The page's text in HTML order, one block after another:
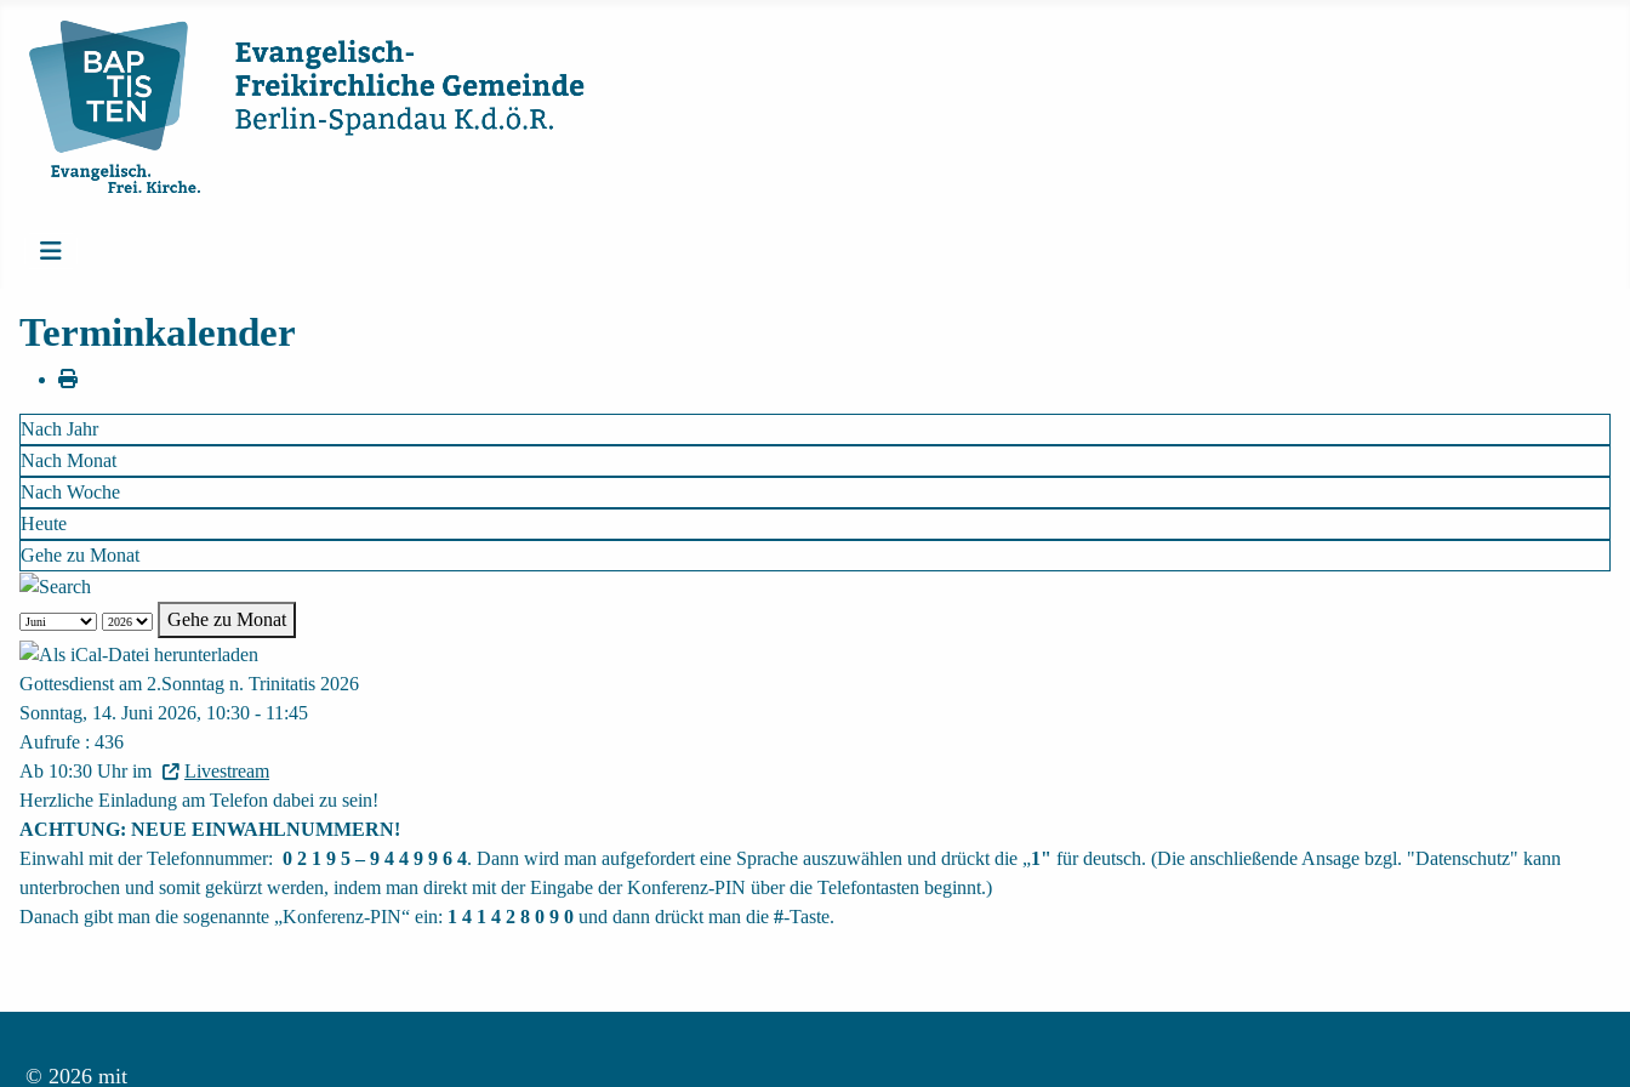
Terminkalender
Nach Jahr
Nach Monat
Nach Woche
Heute
Gehe zu Monat
Gehe zu Monat
Gottesdienst am 2.Sonntag n. Trinitatis 2026
Sonntag, 14. Juni 2026, 10:30 - 11:45
Aufrufe : 436
Ab 10:30 Uhr im
Livestream
Herzliche Einladung am Telefon dabei zu sein!
ACHTUNG: NEUE EINWAHLNUMMERN!
Einwahl mit der Telefonnummer: 0 2 1 9 5 – 9 4 4 9 9 6 4. Dann wird man aufgefordert eine Sprache auszuwählen und drückt die „1" für deutsch. (Die anschließende Ansage bzgl. "Datenschutz" kann
unterbrochen und somit gekürzt werden, indem man direkt mit der Eingabe der Konferenz-PIN über die Telefontasten beginnt.)
Danach gibt man die sogenannte „Konferenz-PIN“ ein: 1 4 1 4 2 8 0 9 0 und dann drückt man die #-Taste.
© 2026 mit